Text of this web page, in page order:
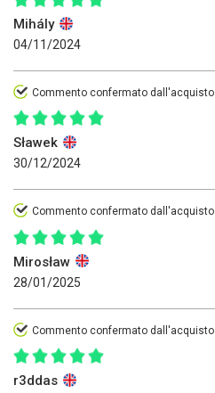
Mihály
04/11/2024
Commento confermato dall'acquisto
Sławek
30/12/2024
Commento confermato dall'acquisto
Mirosław
28/01/2025
Commento confermato dall'acquisto
r3ddas